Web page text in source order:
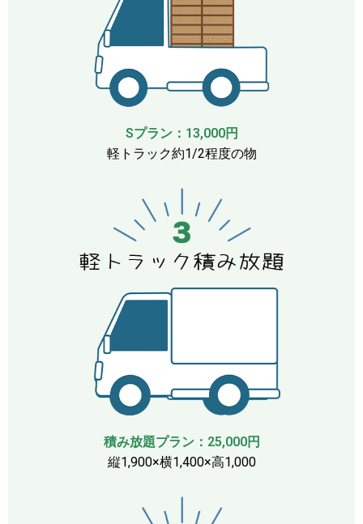
Sプラン：13,000円
軽トラック約1/2程度の物
積み放題プラン：25,000円
縦1,900×横1,400×高1,000